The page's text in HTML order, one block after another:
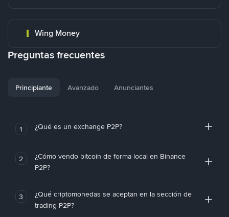
Wing Money
Preguntas frecuentes
Principiante Avanzado Anunciantes
1 ¿Qué es un exchange P2P?
2
¿Cómo vendo bitcoin de forma local en Binance
P2P?
3
¿Qué criptomonedas se aceptan en la sección de
trading P2P?